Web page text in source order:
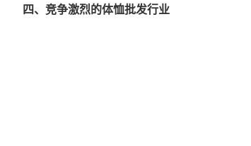
四、竞争激烈的体恤批发行业